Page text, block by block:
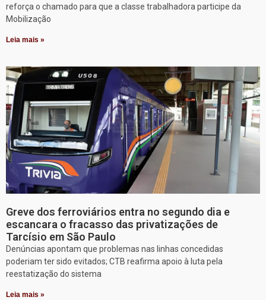
reforça o chamado para que a classe trabalhadora participe da
Mobilização
Leia mais »
Greve dos ferroviários entra no segundo dia e
escancara o fracasso das privatizações de
Tarcísio em São Paulo
Denúncias apontam que problemas nas linhas concedidas
poderiam ter sido evitados; CTB reafirma apoio à luta pela
reestatização do sistema
Leia mais »